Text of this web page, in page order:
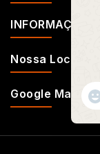
INFORMAÇÕES
Nossa
Google Map